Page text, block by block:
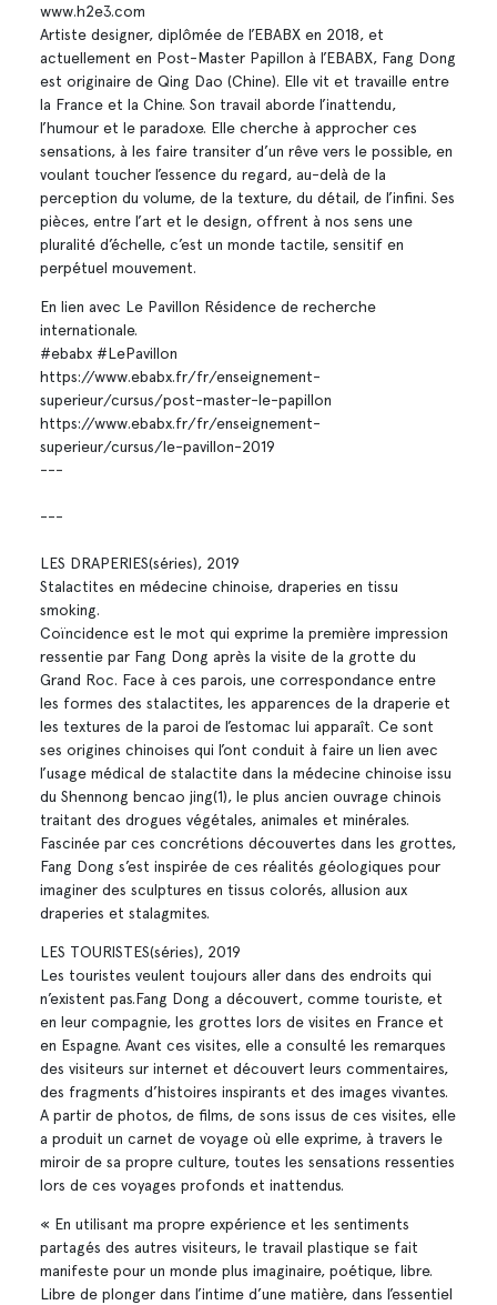
www.h2e3.com
Artiste designer, diplômée de l’EBABX en 2018, et
actuellement en Post-Master Papillon à l’EBABX, Fang Dong
est originaire de Qing Dao (Chine). Elle vit et travaille entre
la France et la Chine. Son travail aborde l’inattendu,
l’humour et le paradoxe. Elle cherche à approcher ces
sensations, à les faire transiter d’un rêve vers le possible, en
voulant toucher l’essence du regard, au-delà de la
perception du volume, de la texture, du détail, de l’infini. Ses
pièces, entre l’art et le design, offrent à nos sens une
pluralité d’échelle, c’est un monde tactile, sensitif en
perpétuel mouvement.
En lien avec Le Pavillon Résidence de recherche
internationale.
#ebabx #LePavillon
https://www.ebabx.fr/fr/enseignement-
superieur/cursus/post-master-le-papillon
https://www.ebabx.fr/fr/enseignement-
superieur/cursus/le-pavillon-2019
---
---
LES DRAPERIES(séries), 2019
Stalactites en médecine chinoise, draperies en tissu
smoking.
Coïncidence est le mot qui exprime la première impression
ressentie par Fang Dong après la visite de la grotte du
Grand Roc. Face à ces parois, une correspondance entre
les formes des stalactites, les apparences de la draperie et
les textures de la paroi de l’estomac lui apparaît. Ce sont
ses origines chinoises qui l’ont conduit à faire un lien avec
l’usage médical de stalactite dans la médecine chinoise issu
du Shennong bencao jing(1), le plus ancien ouvrage chinois
traitant des drogues végétales, animales et minérales.
Fascinée par ces concrétions découvertes dans les grottes,
Fang Dong s’est inspirée de ces réalités géologiques pour
imaginer des sculptures en tissus colorés, allusion aux
draperies et stalagmites.
LES TOURISTES(séries), 2019
Les touristes veulent toujours aller dans des endroits qui
n’existent pas.Fang Dong a découvert, comme touriste, et
en leur compagnie, les grottes lors de visites en France et
en Espagne. Avant ces visites, elle a consulté les remarques
des visiteurs sur internet et découvert leurs commentaires,
des fragments d’histoires inspirants et des images vivantes.
A partir de photos, de films, de sons issus de ces visites, elle
a produit un carnet de voyage où elle exprime, à travers le
miroir de sa propre culture, toutes les sensations ressenties
lors de ces voyages profonds et inattendus.
« En utilisant ma propre expérience et les sentiments
partagés des autres visiteurs, le travail plastique se fait
manifeste pour un monde plus imaginaire, poétique, libre.
Libre de plonger dans l’intime d’une matière, dans l’essentiel